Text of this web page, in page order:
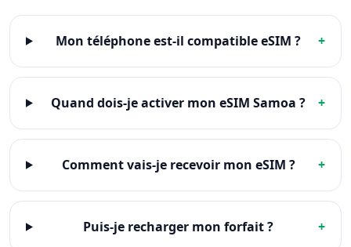
Mon téléphone est-il compatible eSIM ? +
Quand dois-je activer mon eSIM Samoa ? +
Comment vais-je recevoir mon eSIM ? +
Puis-je recharger mon forfait ? +